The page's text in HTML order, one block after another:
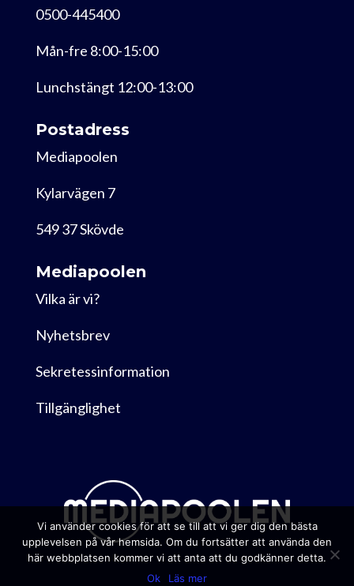
0500-445400
Mån-fre 8:00-15:00
Lunchstängt 12:00-13:00
Postadress
Mediapoolen
Kylarvägen 7
549 37 Skövde
Mediapoolen
Vilka är vi?
Nyhetsbrev
Sekretessinformation
Tillgänglighet
Vi använder cookies för att se till att vi ger dig den bästa
upplevelsen på vår hemsida. Om du fortsätter att använda den
här webbplatsen kommer vi att anta att du godkänner detta.
Ok
Läs mer